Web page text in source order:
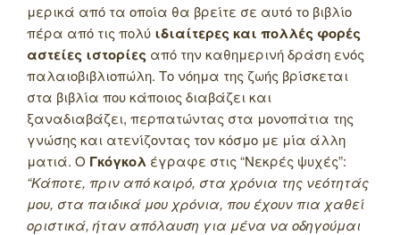
μερικά από τα οποία θα βρείτε σε αυτό το βιβλίο
πέρα από τις πολύ ιδιαίτερες και πολλές φορές
αστείες ιστορίες από την καθημερινή δράση ενός
παλαιοβιβλιοπώλη. Το νόημα της ζωής βρίσκεται
στα βιβλία που κάποιος διαβάζει και
ξαναδιαβάζει, περπατώντας στα μονοπάτια της
γνώσης και ατενίζοντας τον κόσμο με μία άλλη
ματιά. Ο Γκόγκολ έγραφε στις “Νεκρές ψυχές”:
“Κάποτε, πριν από καιρό, στα χρόνια της νεότητάς
μου, στα παιδικά μου χρόνια, που έχουν πια χαθεί
οριστικά, ήταν απόλαυση για μένα να οδηγούμαι